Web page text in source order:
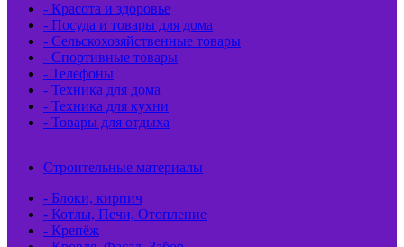
- Красота и здоровье
- Посуда и товары для дома
- Сельскохозяйственные товары
- Спортивные товары
- Телефоны
- Техника для дома
- Техника для кухни
- Товары для отдыха
Строительные материалы
- Блоки, кирпич
- Котлы, Печи, Отопление
- Крепёж